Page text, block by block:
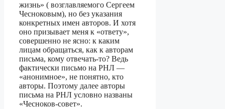
жизнь» ( возглавляемого Сергеем
Чесноковым), но без указания
конкретных имен авторов. И хотя
оно призывает меня к «ответу»,
совершенно не ясно: к каким
лицам обращаться, как к авторам
письма, кому отвечать-то? Ведь
фактически письмо на РНЛ —
«анонимное», не понятно, кто
авторы. Поэтому далее авторы
письма на РНЛ условно названы
«Чесноков-совет».